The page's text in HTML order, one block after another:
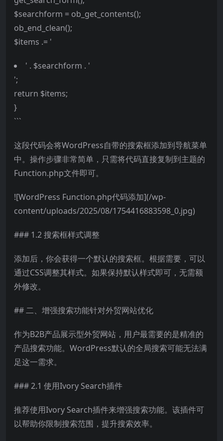
$searchform = ob_get_contents();
ob_end_clean();
$items .= '
' . $searchform . '
';
return $items;
}
```
这段代码会将WordPress自带的搜索框添加到导航菜单
中。操作步骤非常简单，只需将代码直接复制到主题的
Function.php文件即可。
![WordPress Function.php代码添加](/wp-
content/uploads/2025/08/1754416883598_0.jpg)
### 1.2 搜索框样式调整
添加后，你会获得一个默认的搜索框。根据需要，可以
通过CSS调整其样式。如果保持默认样式即可，无需额
外修改。
## 二、增强搜索功能针对外贸网站优化
作为B2B产品展示型外贸网站，用户最需要的是精准的
产品搜索功能。WordPress默认的全局搜索可能无法满
足这一需求。
### 2.1 使用Ivory Search插件
推荐使用Ivory Search插件来增强搜索功能。该插件可
以帮助你限制搜索范围，提升搜索效率。